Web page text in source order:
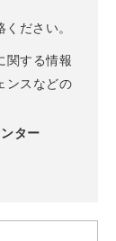
ださい。
関する情報
ンスなどの
ター